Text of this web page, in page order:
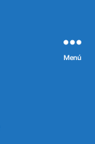
Menú